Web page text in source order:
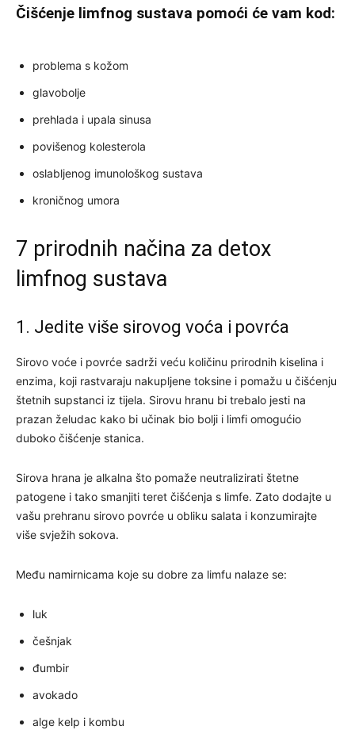
Čišćenje limfnog sustava pomoći će vam kod:
problema s kožom
glavobolje
prehlada i upala sinusa
povišenog kolesterola
oslabljenog imunološkog sustava
kroničnog umora
7 prirodnih načina za detox
limfnog sustava
1. Jedite više sirovog voća i povrća
Sirovo voće i povrće sadrži veću količinu prirodnih kiselina i
enzima, koji rastvaraju nakupljene toksine i pomažu u čišćenju
štetnih supstanci iz tijela. Sirovu hranu bi trebalo jesti na
prazan želudac kako bi učinak bio bolji i limfi omogućio
duboko čišćenje stanica.
Sirova hrana je alkalna što pomaže neutralizirati štetne
patogene i tako smanjiti teret čišćenja s limfe. Zato dodajte u
vašu prehranu sirovo povrće u obliku salata i konzumirajte
više svježih sokova.
Među namirnicama koje su dobre za limfu nalaze se:
luk
češnjak
đumbir
avokado
alge kelp i kombu